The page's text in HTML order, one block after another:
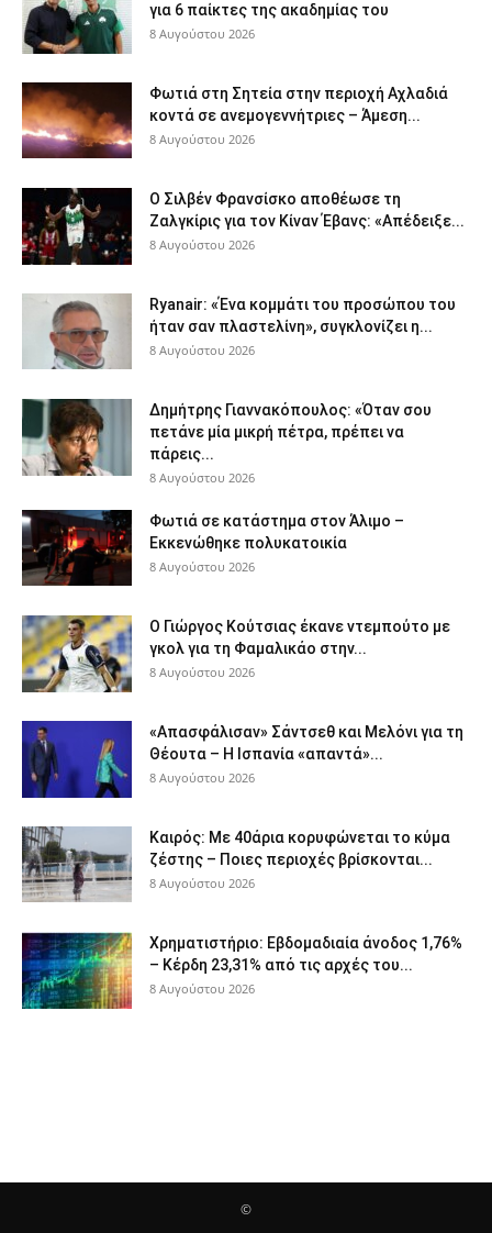
για 6 παίκτες της ακαδημίας του
8 Αυγούστου 2026
Φωτιά στη Σητεία στην περιοχή Αχλαδιά
κοντά σε ανεμογεννήτριες – Άμεση...
8 Αυγούστου 2026
Ο Σιλβέν Φρανσίσκο αποθέωσε τη
Ζαλγκίρις για τον Κίναν Έβανς: «Απέδειξε...
8 Αυγούστου 2026
Ryanair: «Ένα κομμάτι του προσώπου του
ήταν σαν πλαστελίνη», συγκλονίζει η...
8 Αυγούστου 2026
Δημήτρης Γιαννακόπουλος: «Όταν σου
πετάνε μία μικρή πέτρα, πρέπει να
πάρεις...
8 Αυγούστου 2026
Φωτιά σε κατάστημα στον Άλιμο –
Εκκενώθηκε πολυκατοικία
8 Αυγούστου 2026
Ο Γιώργος Κούτσιας έκανε ντεμπούτο με
γκολ για τη Φαμαλικάο στην...
8 Αυγούστου 2026
«Απασφάλισαν» Σάντσεθ και Μελόνι για τη
Θέουτα – Η Ισπανία «απαντά»...
8 Αυγούστου 2026
Καιρός: Με 40άρια κορυφώνεται το κύμα
ζέστης – Ποιες περιοχές βρίσκονται...
8 Αυγούστου 2026
Χρηματιστήριο: Εβδομαδιαία άνοδος 1,76%
– Κέρδη 23,31% από τις αρχές του...
8 Αυγούστου 2026
©